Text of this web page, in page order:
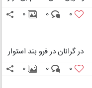
0
0
0
در گرانان در فرو بند استوار
0
0
0